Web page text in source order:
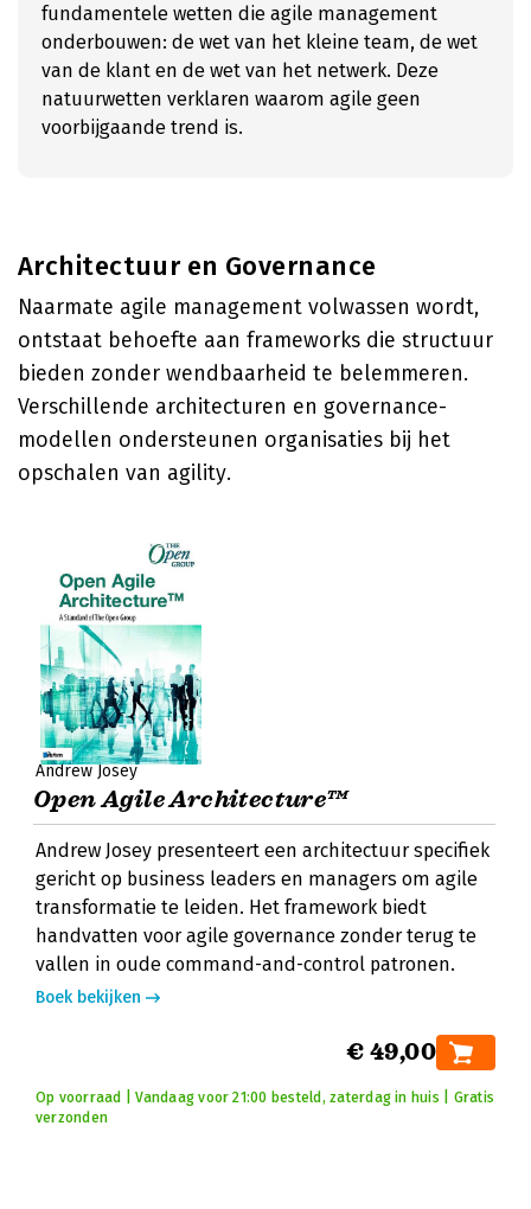
fundamentele wetten die agile management
onderbouwen: de wet van het kleine team, de wet
van de klant en de wet van het netwerk. Deze
natuurwetten verklaren waarom agile geen
voorbijgaande trend is.
Architectuur en Governance
Naarmate agile management volwassen wordt,
ontstaat behoefte aan frameworks die structuur
bieden zonder wendbaarheid te belemmeren.
Verschillende architecturen en governance-
modellen ondersteunen organisaties bij het
opschalen van agility.
Andrew Josey
Open Agile Architecture™
Andrew Josey presenteert een architectuur specifiek
gericht op business leaders en managers om agile
transformatie te leiden. Het framework biedt
handvatten voor agile governance zonder terug te
vallen in oude command-and-control patronen.
Boek bekijken
€ 49,00
Op voorraad | Vandaag voor 21:00 besteld, zaterdag in huis | Gratis
verzonden